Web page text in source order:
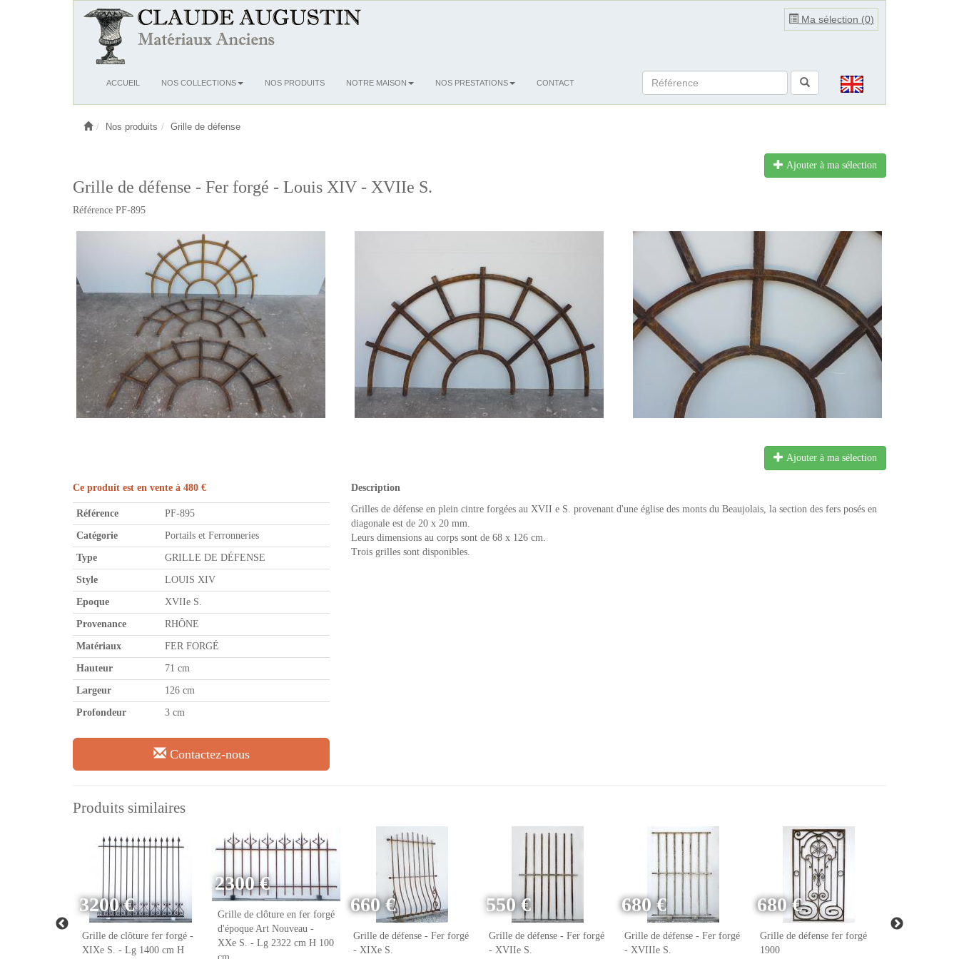
Ma sélection (0)
OuvrirACCUEIL NOS COLLECTIONS NOS PRODUITS NOTRE MAISON NOS PRESTATIONS CONTACT
Nos produits Grille de défense
Ajouter à ma sélection
Grille de défense - Fer forgé - Louis XIV - XVIIe S.
Référence PF-895
Ajouter à ma sélection
Ce produit est en vente à 480 €
Référence PF-895
Catégorie Portails et Ferronneries
Type GRILLE DE DÉFENSE
Style LOUIS XIV
Epoque XVIIe S.
Provenance RHÔNE
Matériaux FER FORGÉ
Hauteur 71 cm
Largeur 126 cm
Profondeur 3 cm
Contactez-nous
Description
Grilles de défense en plein cintre forgées au XVII e S. provenant d'une église des monts du Beaujolais, la section des fers posés en
diagonale est de 20 x 20 mm.
Leurs dimensions au corps sont de 68 x 126 cm.
Trois grilles sont disponibles.
Produits similaires
3200 €
Grille de clôture fer forgé -
XIXe S. - Lg 1400 cm H
2300 €
Grille de clôture en fer forgé
d'époque Art Nouveau -
XXe S. - Lg 2322 cm H 100
660 €
Grille de défense - Fer forgé
- XIXe S.
550 €
Grille de défense - Fer forgé
- XVIIe S.
680 €
Grille de défense - Fer forgé
- XVIIIe S.
680 €
Grille de défense fer forgé
1900